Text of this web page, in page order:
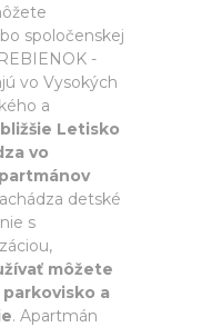
spoločenskej
-
vo Vysokých
a
Letisko
vo
detské
s
môžete
a
. Apartmán